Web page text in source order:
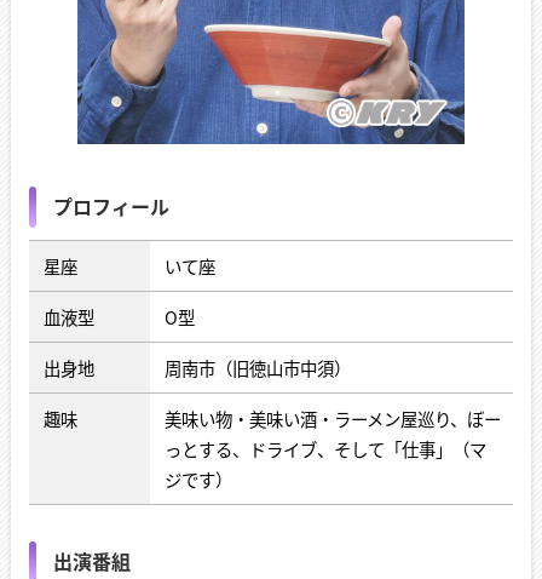
プロフィール
星座
いて座
血液型
O型
出身地
周南市（旧徳山市中須）
趣味
美味い物・美味い酒・ラーメン屋巡り、ぼー
っとする、ドライブ、そして「仕事」（マ
ジです）
出演番組